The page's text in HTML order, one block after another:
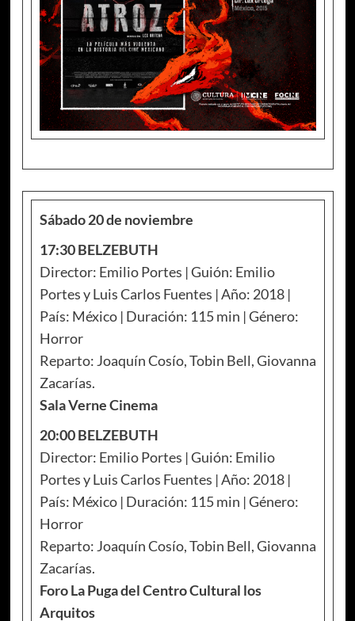
Sábado 20 de noviembre
17:30 BELZEBUTH
Director: Emilio Portes | Guión: Emilio
Portes y Luis Carlos Fuentes | Año: 2018 |
País: México | Duración: 115 min | Género:
Horror
Reparto: Joaquín Cosío, Tobin Bell, Giovanna
Zacarías.
Sala Verne Cinema
20:00 BELZEBUTH
Director: Emilio Portes | Guión: Emilio
Portes y Luis Carlos Fuentes | Año: 2018 |
País: México | Duración: 115 min | Género:
Horror
Reparto: Joaquín Cosío, Tobin Bell, Giovanna
Zacarías.
Foro La Puga del Centro Cultural los
Arquitos